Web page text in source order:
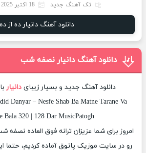
تک آهنگ جدید 18 اکتبر 2025
دانلود آهنگ دانیار ده از ده
دانلود آهنگ دانیار نصفه شب
دانلود آهنگ جدید و بسیار زیبای دانیار
Danyar – Nesfe Shab Ba Matne Tarane Va
Bala 320 | 128 Dar MusicPatogh
امروز برای شما عزیزان ترانه فوق العاده نصفه
رو در سایت موزیک پاتوق آماده کردیم، حتما